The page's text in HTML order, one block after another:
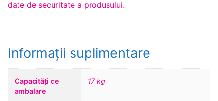
date de securitate a produsului.
Informații suplimentare
Capacități de
ambalare
17 kg